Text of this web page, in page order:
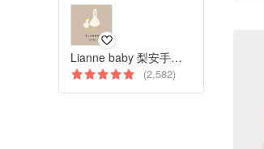
Lianne baby 梨安手工嬰兒禮物 彌月禮 新生兒見面禮 周歲禮
(2,582)